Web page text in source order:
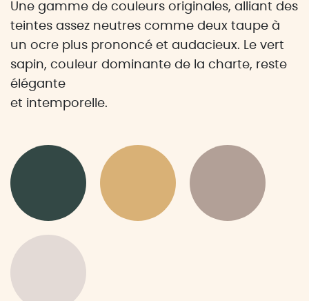
Une gamme de couleurs originales, alliant des
teintes assez neutres comme deux taupe à
un ocre plus prononcé et audacieux. Le vert
sapin, couleur dominante de la charte, reste
élégante
et intemporelle.